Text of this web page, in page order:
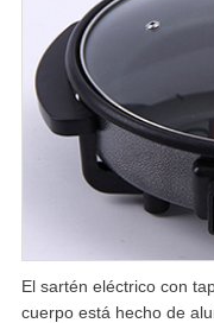
El sartén eléctrico con
cuerpo está hecho de